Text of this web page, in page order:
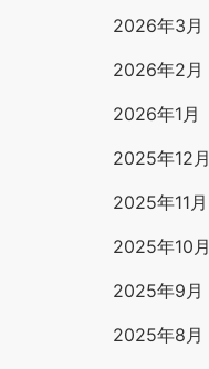
2026年3月
2026年2月
2026年1月
2025年12月
2025年11月
2025年10月
2025年9月
2025年8月